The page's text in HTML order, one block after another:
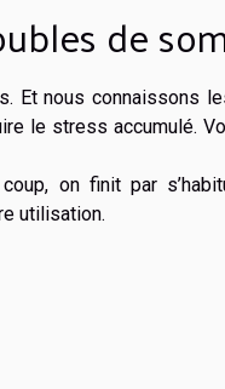
de
Et nous connaissons
le stress accumulé.
on finit par
utilisation.